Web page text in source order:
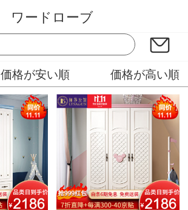
ユニーク家具販売
ワードローブ
価格が安い順 価格が高い順